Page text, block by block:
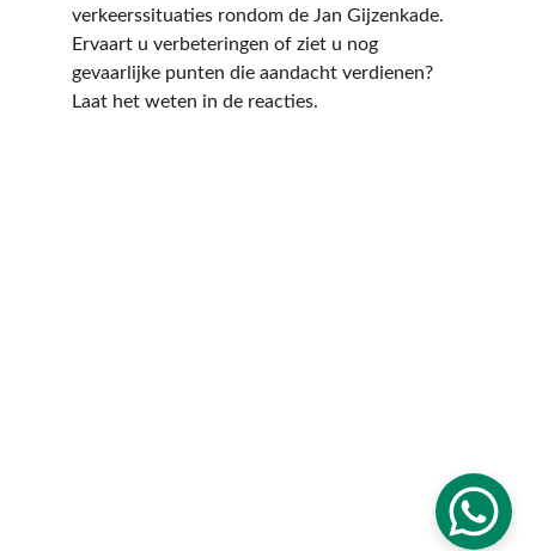
verkeerssituaties rondom de Jan Gijzenkade.
Ervaart u verbeteringen of ziet u nog
gevaarlijke punten die aandacht verdienen?
Laat het weten in de reacties.
© 2026. Alle rechten voorbehouden. Wijkplatform